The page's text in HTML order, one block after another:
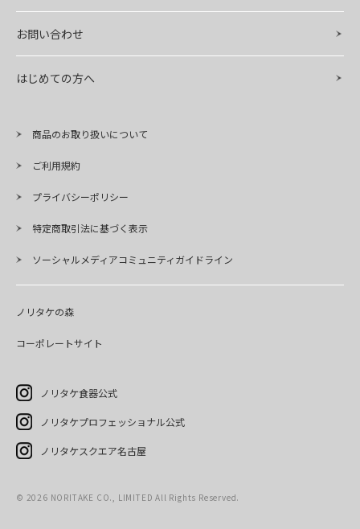
お問い合わせ
はじめての方へ
商品のお取り扱いについて
ご利用規約
プライバシーポリシー
特定商取引法に基づく表示
ソーシャルメディアコミュニティガイドライン
ノリタケの森
コーポレートサイト
ノリタケ食器公式
ノリタケプロフェッショナル公式
ノリタケスクエア名古屋
© 2026 NORITAKE CO., LIMITED All Rights Reserved.